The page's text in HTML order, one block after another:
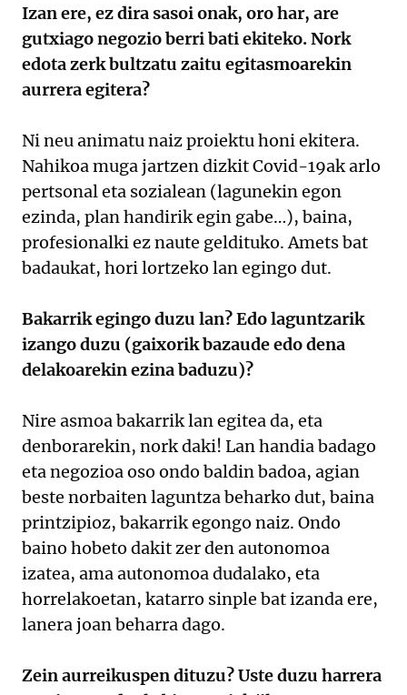
Izan ere, ez dira sasoi onak, oro har, are
gutxiago negozio berri bati ekiteko. Nork
edota zerk bultzatu zaitu egitasmoarekin
aurrera egitera?
Ni neu animatu naiz proiektu honi ekitera.
Nahikoa muga jartzen dizkit Covid-19ak arlo
pertsonal eta sozialean (lagunekin egon
ezinda, plan handirik egin gabe…), baina,
profesionalki ez naute geldituko. Amets bat
badaukat, hori lortzeko lan egingo dut.
Bakarrik egingo duzu lan? Edo laguntzarik
izango duzu (gaixorik bazaude edo dena
delakoarekin ezina baduzu)?
Nire asmoa bakarrik lan egitea da, eta
denborarekin, nork daki! Lan handia badago
eta negozioa oso ondo baldin badoa, agian
beste norbaiten laguntza beharko dut, baina
printzipioz, bakarrik egongo naiz. Ondo
baino hobeto dakit zer den autonomoa
izatea, ama autonomoa dudalako, eta
horrelakoetan, katarro sinple bat izanda ere,
lanera joan beharra dago.
Zein aurreikuspen dituzu? Uste duzu harrera